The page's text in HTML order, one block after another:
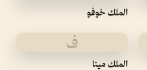
الملك خوفو
ف
الملك مينا